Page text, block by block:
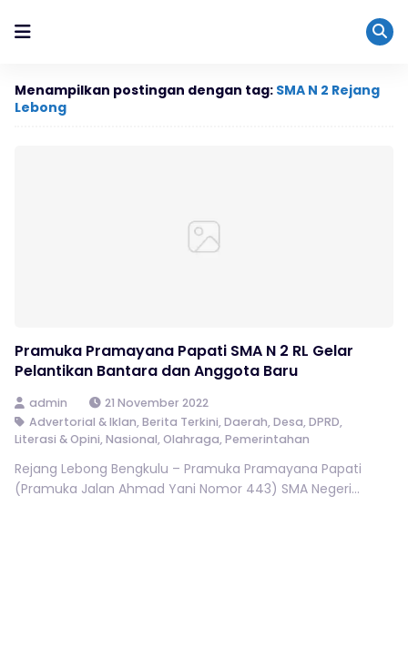
Menampilkan postingan dengan tag: SMA N 2 Rejang
Lebong
Pramuka Pramayana Papati SMA N 2 RL Gelar
Pelantikan Bantara dan Anggota Baru
admin
21 November 2022
Advertorial & Iklan, Berita Terkini, Daerah, Desa, DPRD,
Literasi & Opini, Nasional, Olahraga, Pemerintahan
Rejang Lebong Bengkulu – Pramuka Pramayana Papati
(Pramuka Jalan Ahmad Yani Nomor 443) SMA Negeri...